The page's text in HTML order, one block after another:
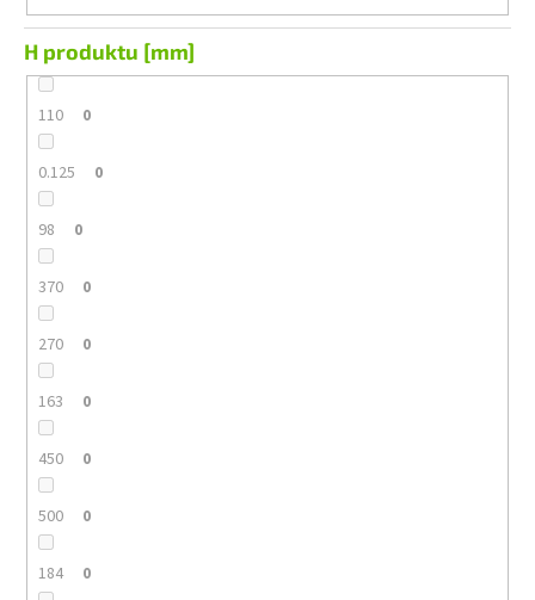
H produktu [mm]
110 0
0.125 0
98 0
370 0
270 0
163 0
450 0
500 0
184 0